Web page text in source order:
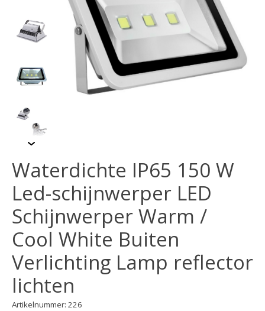
Waterdichte IP65 150 W
Led-schijnwerper LED
Schijnwerper Warm /
Cool White Buiten
Verlichting Lamp reflector
lichten
Artikelnummer: 226